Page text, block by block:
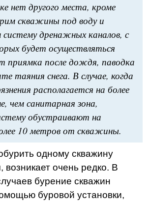
нет другого места, кроме
скважины под воду и
дренажных каналов, с
будет осуществляться
приямка после дождя, паводка
таяния снега. В случае, когда
располагается на более
чем санитарная зона,
обустраивают на
10 метров от скважины.
одному скважину
возникает очень редко. В
бурение скважин
буровой установки,